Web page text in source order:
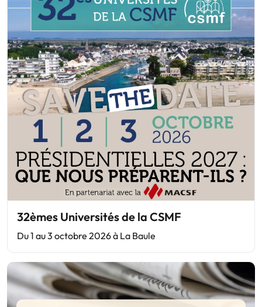
32èmes Universités de la CSMF
Du 1 au 3 octobre 2026 à La Baule